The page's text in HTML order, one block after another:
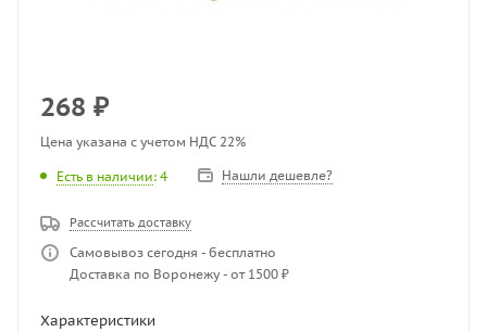
268 ₽
Цена указана с учетом НДС 22%
Есть в наличии: 4 Нашли дешевле?
Рассчитать доставку
Самовывоз сегодня - бесплатно
Доставка по Воронежу - от 1500 ₽
Характеристики